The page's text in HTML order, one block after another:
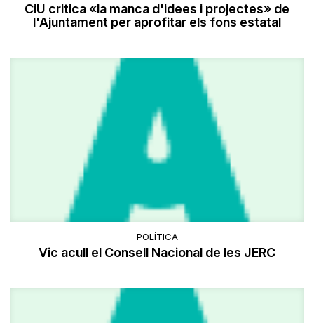
CiU critica «la manca d'idees i projectes» de
l'Ajuntament per aprofitar els fons estatal
POLÍTICA
Vic acull el Consell Nacional de les JERC